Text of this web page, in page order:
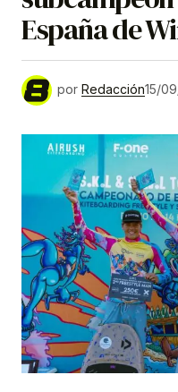
España de
por Redacción15/